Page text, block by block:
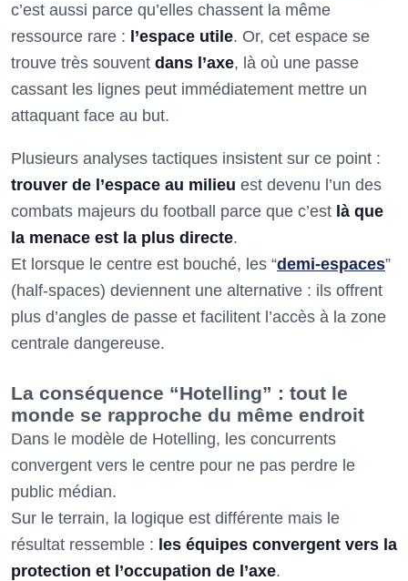
c’est aussi parce qu’elles chassent la même
ressource rare : l’espace utile. Or, cet espace se
trouve très souvent dans l’axe, là où une passe
cassant les lignes peut immédiatement mettre un
attaquant face au but.
Plusieurs analyses tactiques insistent sur ce point :
trouver de l’espace au milieu est devenu l’un des
combats majeurs du football parce que c’est là que
la menace est la plus directe.
Et lorsque le centre est bouché, les “demi-espaces”
(half-spaces) deviennent une alternative : ils offrent
plus d’angles de passe et facilitent l’accès à la zone
centrale dangereuse.
La conséquence “Hotelling” : tout le
monde se rapproche du même endroit
Dans le modèle de Hotelling, les concurrents
convergent vers le centre pour ne pas perdre le
public médian.
Sur le terrain, la logique est différente mais le
résultat ressemble : les équipes convergent vers la
protection et l’occupation de l’axe.